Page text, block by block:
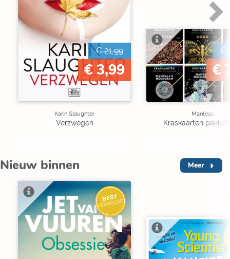
€ 21,99
€ 3,99
Karin Slaughter
Verzwegen
€
€
Manteau
Kraskaarten pakket
Nieuw binnen Meer
BEST
VERKOCHT